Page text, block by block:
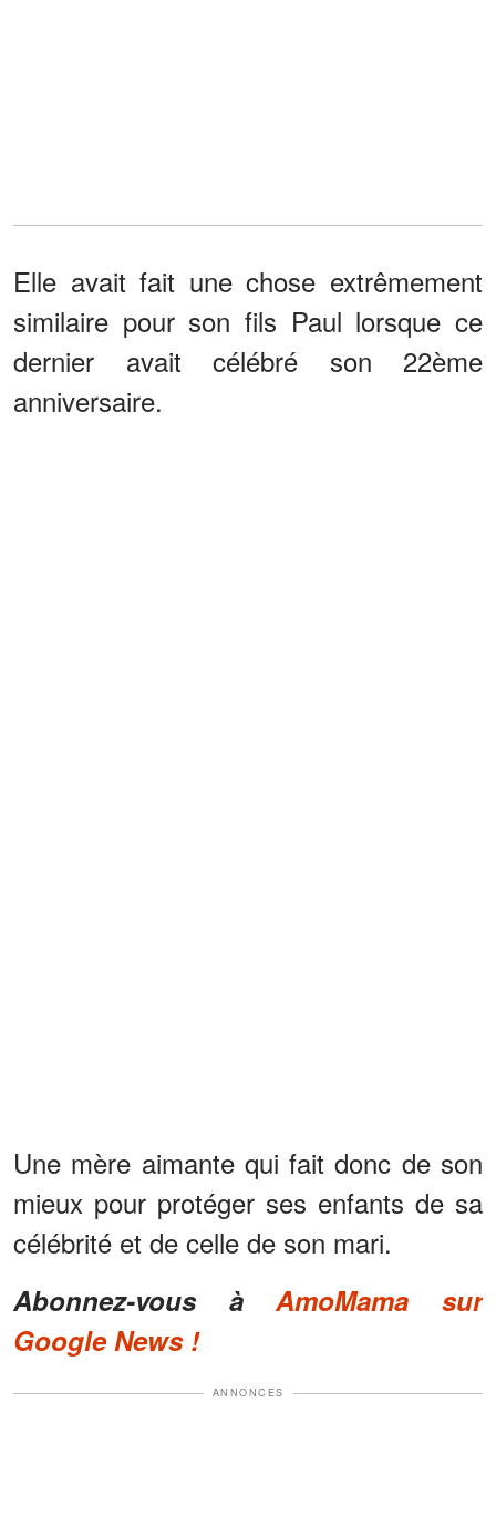
Elle avait fait une chose extrêmement
similaire pour son fils Paul lorsque ce
dernier avait célébré son 22ème
anniversaire.
Une mère aimante qui fait donc de son
mieux pour protéger ses enfants de sa
célébrité et de celle de son mari.
Abonnez-vous àAmoMama sur
Google News !
ANNONCES